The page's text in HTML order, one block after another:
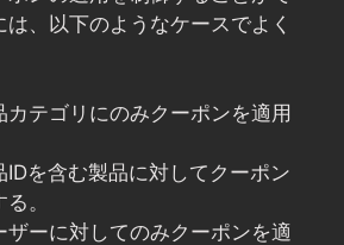
、以下のようなケースでよく
カテゴリにのみクーポンを適用
IDを含む製品に対してクーポン
。
ザーに対してのみクーポンを適